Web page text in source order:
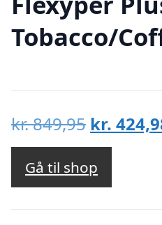
Tobacco/
kr.849,95 Den
pris
var:
kr.
kr.
Gå til shop